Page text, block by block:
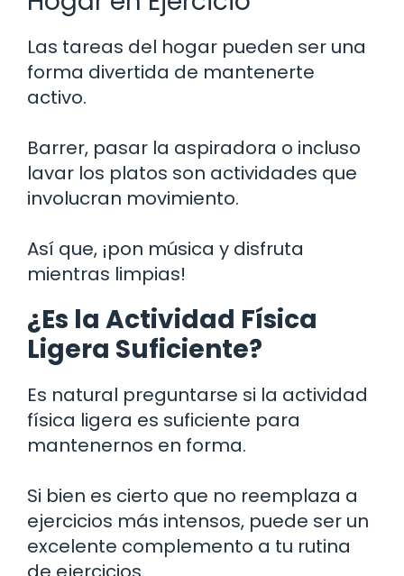
Las tareas del hogar pueden ser una
forma divertida de mantenerte
activo.
Barrer, pasar la aspiradora o incluso
lavar los platos son actividades que
involucran movimiento.
Así que, ¡pon música y disfruta
mientras limpias!
¿Es la Actividad Física
Ligera Suficiente?
Es natural preguntarse si la actividad
física ligera es suficiente para
mantenernos en forma.
Si bien es cierto que no reemplaza a
ejercicios más intensos, puede ser un
excelente complemento a tu rutina